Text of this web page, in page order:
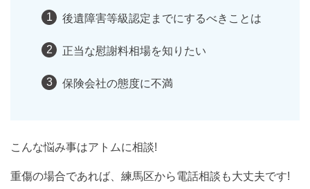
後遺障害等級認定までにするべきことは
正当な慰謝料相場を知りたい
保険会社の態度に不満
こんな悩み事はアトムに相談!
重傷の場合であれば、練馬区から電話相談も大丈夫です!